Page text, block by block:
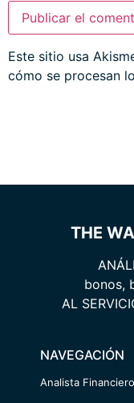
Este sitio usa
cómo se procesan
THE
bonos,
AL
NAVEGACIÓN
Analista Financiero